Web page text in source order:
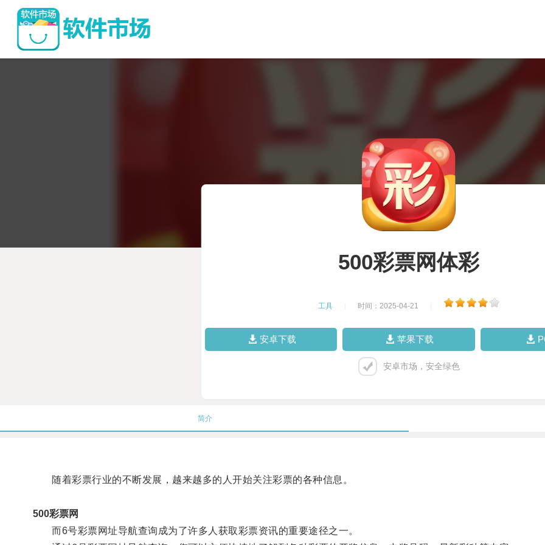
500彩票网体彩
工具 时间：2025-04-21
安卓下载 苹果下载
安卓市场，安全绿色
简介
随着彩票行业的不断发展，越来越多的人开始关注彩票的各种信息。
500彩票网
而6号彩票网址导航查询成为了许多人获取彩票资讯的重要途径之一。